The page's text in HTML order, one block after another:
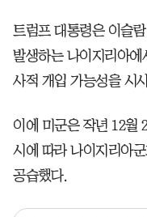
트럼프 대통령은 이슬
발생하는 나이지리아
사적 개입 가능성을 시
이에 미군은 작년 12월
시에 따라 나이지리아
공습했다.